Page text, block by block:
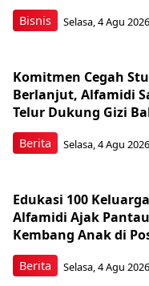
Bisnis Selasa, 4 Agu
Berita
Komitmen Cegah
Berlanjut, Alfamidi
Telur Dukung Gizi
Selasa, 4 Agu
Berita
Edukasi 100
Alfamidi Ajak
Kembang Anak di
Selasa, 4 Agu